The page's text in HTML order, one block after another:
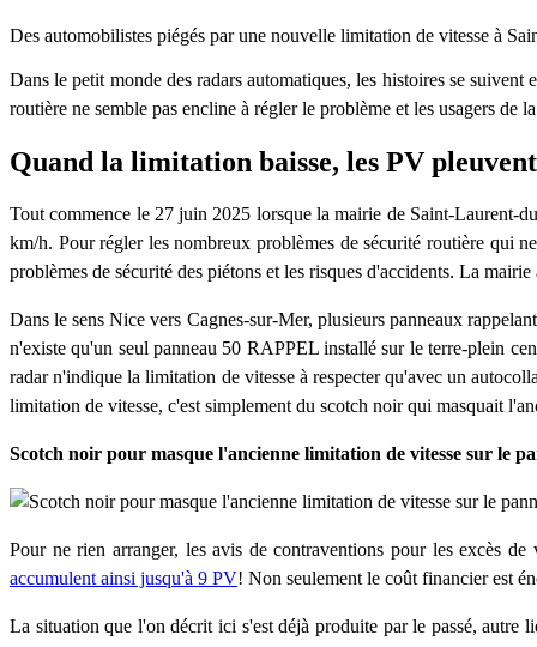
Des automobilistes piégés par une nouvelle limitation de vitesse à
Dans le petit monde des radars automatiques, les histoires se
routière ne semble pas encline à régler le problème et les usagers de
Quand la limitation baisse, les PV pleuvent
Tout commence le 27 juin 2025 lorsque la mairie de Saint-Laurent-
km/h. Pour régler les nombreux problèmes de sécurité routière qui
problèmes de sécurité des piétons et les risques d'accidents. La
Dans le sens Nice vers Cagnes-sur-Mer, plusieurs panneaux
n'existe qu'un seul panneau 50 RAPPEL installé sur le terre-plein
radar n'indique la limitation de vitesse à respecter qu'avec un
limitation de vitesse, c'est simplement du scotch noir qui masquait
Scotch noir pour masque l'ancienne limitation de vitesse sur le
Pour ne rien arranger, les avis de contraventions pour les excès
accumulent ainsi jusqu'à 9 PV! Non seulement le coût financier est
La situation que l'on décrit ici s'est déjà produite par le passé, autre